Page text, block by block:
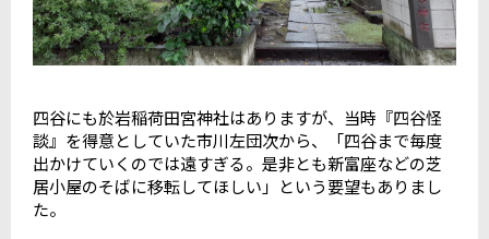
四谷にも於岩稲荷田宮神社はありますが、当時『四谷怪
談』を得意としていた市川左団次から、「四谷まで毎度
出かけていくのでは遠すぎる。是非とも新富座などの芝
居小屋のそばに移転してほしい」という要望もありまし
た。